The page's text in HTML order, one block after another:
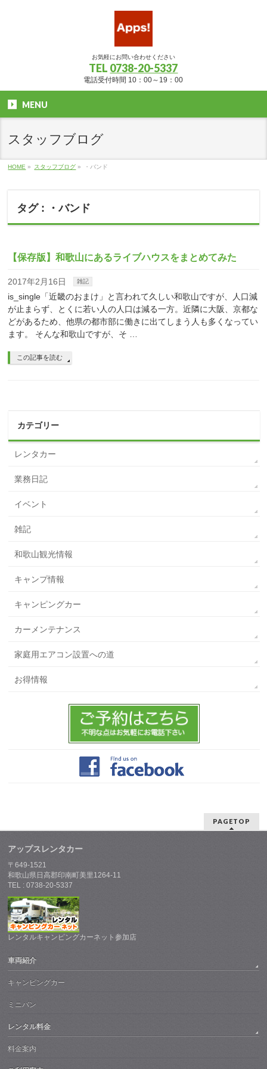
お気軽にお問い合わせください
TEL 0738-20-5337
電話受付時間 10：00～19：00
MENU
スタッフブログ
HOME » スタッフブログ » ・バンド
タグ : ・バンド
【保存版】和歌山にあるライブハウスをまとめてみた
2017年2月16日 雑記
is_single「近畿のおまけ」と言われて久しい和歌山ですが、人口減
が止まらず、とくに若い人の人口は減る一方。近隣に大阪、京都な
どがあるため、他県の都市部に働きに出てしまう人も多くなってい
ます。 そんな和歌山ですが、そ …
この記事を読む
カテゴリー
レンタカー
業務日記
イベント
雑記
和歌山観光情報
キャンプ情報
キャンピングカー
カーメンテナンス
家庭用エアコン設置への道
お得情報
PAGETOP
アップスレンタカー
〒649-1521
和歌山県日高郡印南町美里1264-11
TEL : 0738-20-5337
レンタルキャンピングカーネット参加店
車両紹介
キャンピングカー
ミニバン
レンタル料金
料金案内